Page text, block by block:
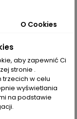
O Cookies
aby zapewnić Ci
stronie .
trzecich w celu
wyświetlania
na podstawie